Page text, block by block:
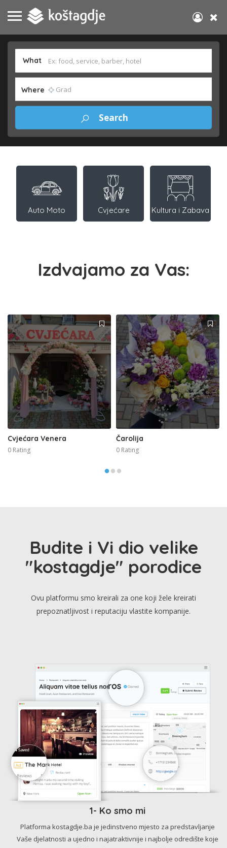
What
Where
Auto Moto Cvjećare Kultura i Zabava
Izdvajamo za Vas:
Cvjećara Venera
0 Rating
Čarolija
0 Rating
Budite i Vi dio velike
"kostagdje" porodice
Ovu platformu smo kreirali za one koji žele kreirati
prepoznatljivost i reputaciju vlastite kompanije.
1- Ko smo mi
Platforma kostagdje.ba je jedinstveno mjesto za predstavljanje
Vaše djelatnosti a ujedno i najatraktivnije i najbolje odredište koje